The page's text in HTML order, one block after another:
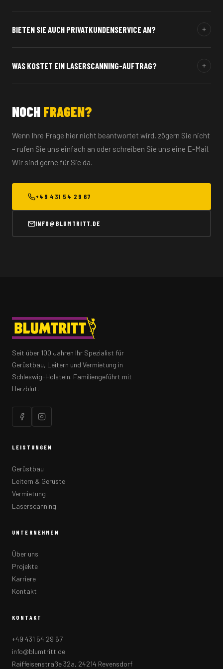
Flensburg bis Hamburg. Bei größeren Projekten auch darüber
BIETEN SIE AUCH PRIVATKUNDENSERVICE AN?
Privatkunden da. Sprechen Sie uns einfach an – wir finden die
WAS KOSTET EIN LASERSCANNING-AUFTRAG?
Erstangebot an – wir beraten Sie gerne.
NOCH FRAGEN?
Wenn Ihre Frage hier nicht beantwortet wird, zögern Sie nicht
– rufen Sie uns einfach an oder schreiben Sie uns eine E-Mail.
Wir sind gerne für Sie da.
+49 431 54 29 67
INFO@BLUMTRITT.DE
Seit über 100 Jahren Ihr Spezialist für
Gerüstbau, Leitern und Vermietung in
Schleswig-Holstein. Familiengeführt mit
Herzblut.
LEISTUNGEN
Gerüstbau
Leitern & Gerüste
Vermietung
Laserscanning
UNTERNEHMEN
Über uns
Projekte
Karriere
Kontakt
KONTAKT
+49 431 54 29 67
info@blumtritt.de
Raiffeisenstraße 32a, 24214 Revensdorf